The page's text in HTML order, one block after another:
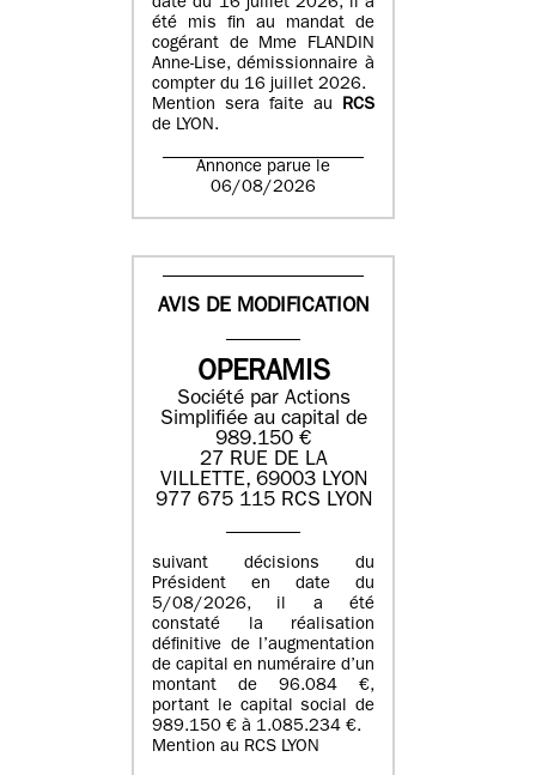
date du 16 juillet 2026, il a
été mis fin au mandat de
cogérant de Mme FLANDIN
Anne-Lise, démissionnaire à
compter du 16 juillet 2026.
Mention sera faite au RCS
de LYON.
Annonce parue le
06/08/2026
AVIS DE MODIFICATION
OPERAMIS
Société par Actions
Simplifiée au capital de
989.150 €
27 RUE DE LA
VILLETTE, 69003 LYON
977 675 115 RCS LYON
suivant décisions du
Président en date du
5/08/2026, il a été
constaté la réalisation
définitive de l’augmentation
de capital en numéraire d’un
montant de 96.084 €,
portant le capital social de
989.150 € à 1.085.234 €.
Mention au RCS LYON